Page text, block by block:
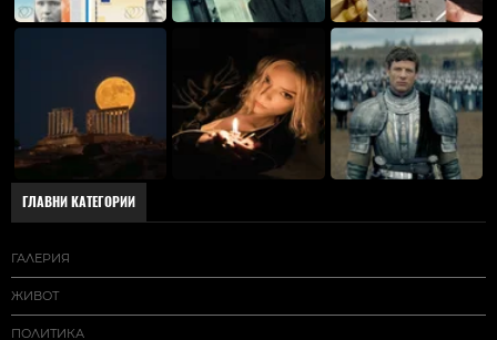
ГЛАВНИ КАТЕГОРИИ
ГАЛЕРИЯ
ЖИВОТ
ПОЛИТИКА